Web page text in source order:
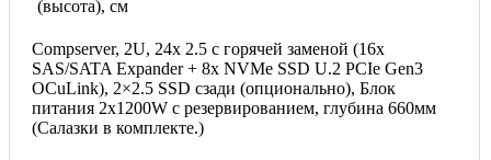
(высота), см
Compserver, 2U, 24x 2.5 с горячей заменой (16х
SAS/SATA Expander + 8х NVMe SSD U.2 PCIe Gen3
OCuLink), 2×2.5 SSD сзади (опционально), Блок
питания 2х1200W с резервированием, глубина 660мм
(Салазки в комплекте.)